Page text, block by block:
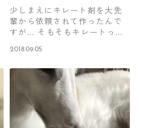
少しまえにキレート剤を大先
輩から依頼されて作ったんで
すが… そもそもキレートっ
2018.09.05